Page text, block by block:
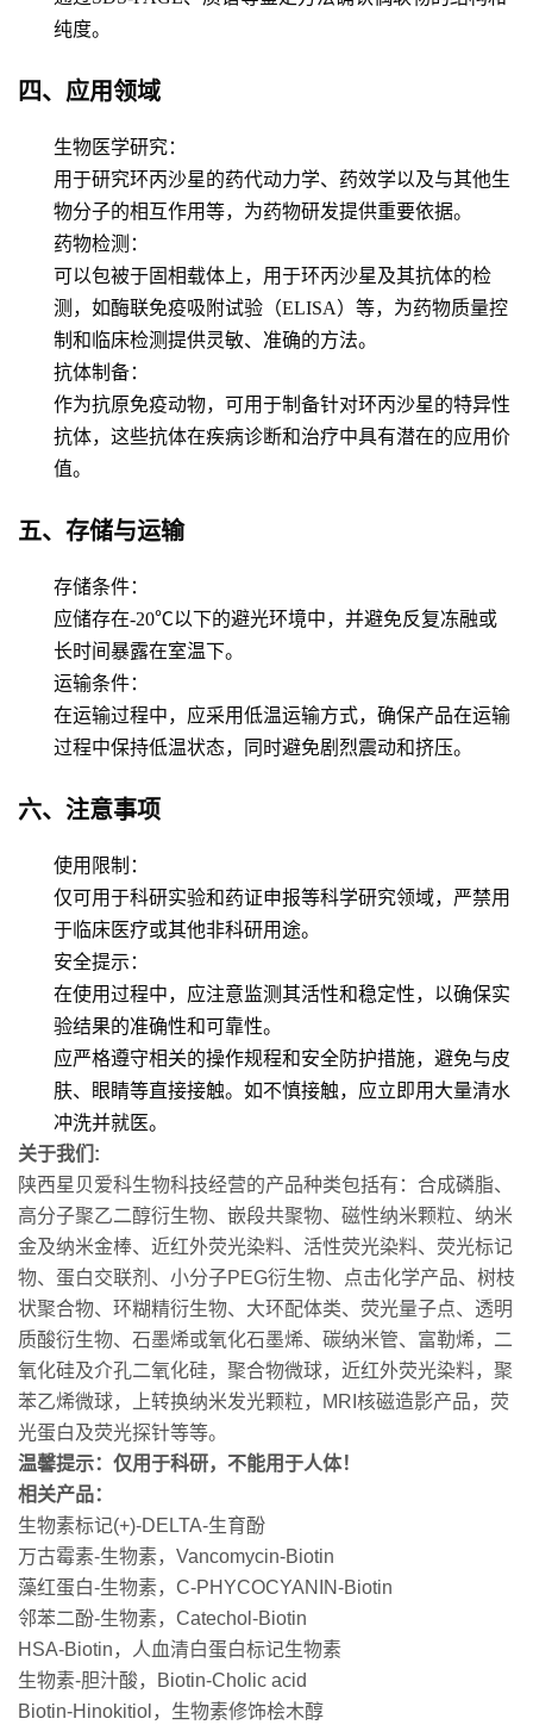
纯度。
四、应用领域
生物医学研究：
用于研究环丙沙星的药代动力学、药效学以及与其他生
物分子的相互作用等，为药物研发提供重要依据。
药物检测 ：
可以包被于固相载体上，用于环丙沙星及其抗体的检
测，如酶联免疫吸附试验（ELISA）等，为药物质量控
制和临床检测提供灵敏、准确的方法。
抗体制备：
作为抗原免疫动物，可用于制备针对环丙沙星的特异性
抗体，这些抗体在疾病诊断和治疗中具有潜在的应用价
值。
五、存储与运输
存储条件：
应储存在-20℃以下的避光环境中，并避免反复冻融或
长时间暴露在室温下。
运输条件：
在运输过程中，应采用低温运输方式，确保产品在运输
过程中保持低温状态，同时避免剧烈震动和挤压。
六、注意事项
使用限制 ：
仅可用于科研实验和药证申报等科学研究领域，严禁用
于临床医疗或其他非科研用途。
安全提示 ：
在使用过程中，应注意监测其活性和稳定性，以确保实
验结果的准确性和可靠性。
应严格遵守相关的操作规程和安全防护措施，避免与皮
肤、眼睛等直接接触。如不慎接触，应立即用大量清水
冲洗并就医。
关于我们:
陕西星贝爱科生物科技经营的产品种类包括有：合成磷脂、
高分子聚乙二醇衍生物、嵌段共聚物、磁性纳米颗粒、纳米
金及纳米金棒、近红外荧光染料、活性荧光染料、荧光标记
物、蛋白交联剂、小分子PEG衍生物、点击化学产品、树枝
状聚合物、环糊精衍生物、大环配体类、荧光量子点、透明
质酸衍生物、石墨烯或氧化石墨烯、碳纳米管、富勒烯，二
氧化硅及介孔二氧化硅，聚合物微球，近红外荧光染料，聚
苯乙烯微球，上转换纳米发光颗粒，MRI核磁造影产品，荧
光蛋白及荧光探针等等。
温馨提示：仅用于科研，不能用于人体！
相关产品：
生物素标记(+)-DELTA-生育酚
万古霉素-生物素，Vancomycin-Biotin
藻红蛋白-生物素，C-PHYCOCYANIN-Biotin
邻苯二酚-生物素，Catechol-Biotin
HSA-Biotin，人血清白蛋白标记生物素
生物素-胆汁酸，Biotin-Cholic acid
Biotin-Hinokitiol，生物素修饰桧木醇